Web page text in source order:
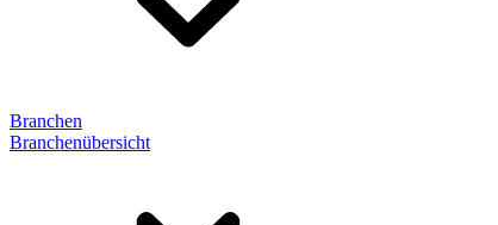
Branchen
Branchenübersicht